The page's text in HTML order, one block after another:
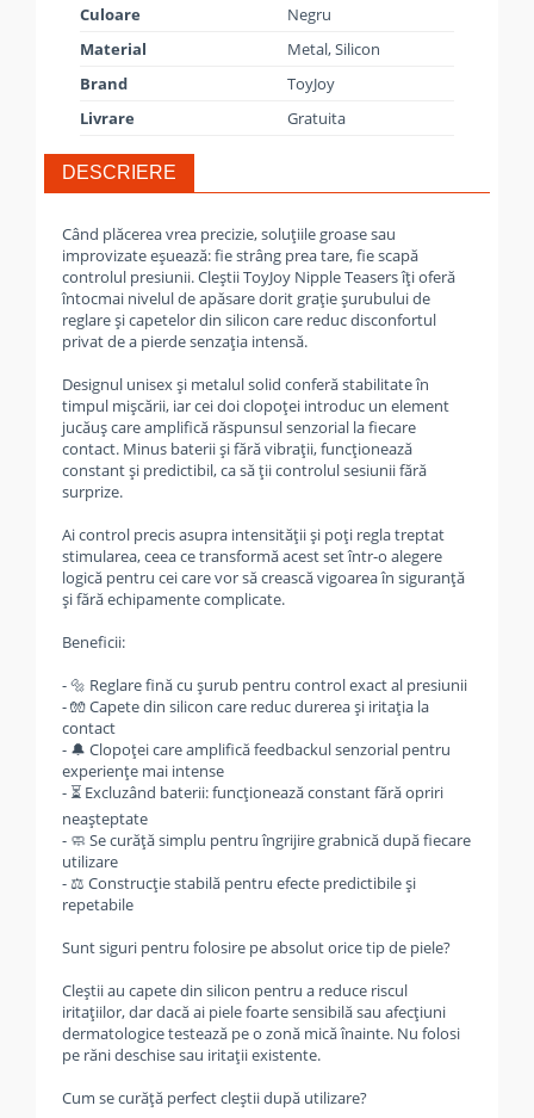
Culoare
Negru
Material
Metal, Silicon
Brand
ToyJoy
Livrare
Gratuita
DESCRIERE
Când plăcerea vrea precizie, soluțiile groase sau
improvizate eșuează: fie strâng prea tare, fie scapă
controlul presiunii. Cleștii ToyJoy Nipple Teasers îți oferă
întocmai nivelul de apăsare dorit grație șurubului de
reglare și capetelor din silicon care reduc disconfortul
privat de a pierde senzația intensă.
Designul unisex și metalul solid conferă stabilitate în
timpul mișcării, iar cei doi clopoței introduc un element
jucăuș care amplifică răspunsul senzorial la fiecare
contact. Minus baterii și fără vibrații, funcționează
constant și predictibil, ca să ții controlul sesiunii fără
surprize.
Ai control precis asupra intensității și poți regla treptat
stimularea, ceea ce transformă acest set într-o alegere
logică pentru cei care vor să crească vigoarea în siguranță
și fără echipamente complicate.
Beneficii:
- 🔩 Reglare fină cu șurub pentru control exact al presiunii
- 🧤 Capete din silicon care reduc durerea și iritația la
contact
- 🔔 Clopoței care amplifică feedbackul senzorial pentru
experiențe mai intense
- ⏳ Excluzând baterii: funcționează constant fără opriri
neașteptate
- 🧼 Se curăță simplu pentru îngrijire grabnică după fiecare
utilizare
- ⚖️ Construcție stabilă pentru efecte predictibile și
repetabile
Sunt siguri pentru folosire pe absolut orice tip de piele?
Cleștii au capete din silicon pentru a reduce riscul
iritațiilor, dar dacă ai piele foarte sensibilă sau afecțiuni
dermatologice testează pe o zonă mică înainte. Nu folosi
pe răni deschise sau iritații existente.
Cum se curăță perfect cleștii după utilizare?